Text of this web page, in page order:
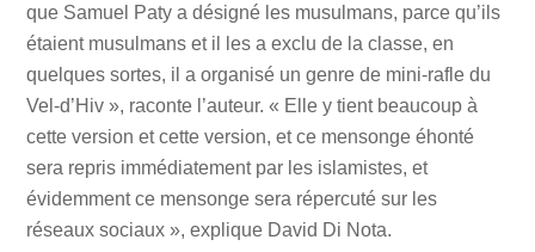
que Samuel Paty a désigné les musulmans, parce qu’ils
étaient musulmans et il les a exclu de la classe, en
quelques sortes, il a organisé un genre de mini-rafle du
Vel-d’Hiv », raconte l’auteur. « Elle y tient beaucoup à
cette version et cette version, et ce mensonge éhonté
sera repris immédiatement par les islamistes, et
évidemment ce mensonge sera répercuté sur les
réseaux sociaux », explique David Di Nota.